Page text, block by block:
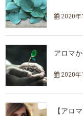
2020年
アロマ
2020年
【アロ